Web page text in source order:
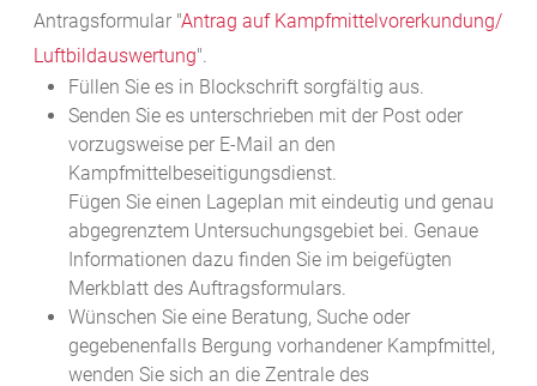
Antragsformular "Antrag auf Kampfmittelvorerkundung/
Luftbildauswertung".
Füllen Sie es in Blockschrift sorgfältig aus.
Senden Sie es unterschrieben mit der Post oder
vorzugsweise per E-Mail an den
Kampfmittelbeseitigungsdienst.
Fügen Sie einen Lageplan mit eindeutig und genau
abgegrenztem Untersuchungsgebiet bei. Genaue
Informationen dazu finden Sie im beigefügten
Merkblatt des Auftragsformulars.
Wünschen Sie eine Beratung, Suche oder
gegebenenfalls Bergung vorhandener Kampfmittel,
wenden Sie sich an die Zentrale des